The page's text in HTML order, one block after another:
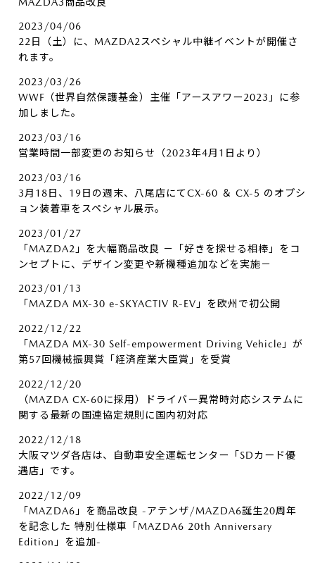
2023/04/06
22日（土）に、MAZDA2スペシャル中継イベントが開催さ
れます。
2023/03/26
WWF（世界自然保護基金）主催「アースアワー2023」に参
加しました。
2023/03/16
営業時間一部変更のお知らせ（2023年4月1日より）
2023/03/16
3月18日、19日の週末、八尾店にてCX-60 ＆ CX-5 のオプシ
ョン装着車をスペシャル展示。
2023/01/27
「MAZDA2」を大幅商品改良 －「好きを探せる相棒」をコ
ンセプトに、デザイン変更や新機種追加などを実施－
2023/01/13
「MAZDA MX-30 e-SKYACTIV R-EV」を欧州で初公開
2022/12/22
「MAZDA MX-30 Self-empowerment Driving Vehicle」が
第57回機械振興賞「経済産業大臣賞」を受賞
2022/12/20
（MAZDA CX-60に採用）ドライバー異常時対応システムに
関する最新の国連協定規則に国内初対応
2022/12/18
大阪マツダ各店は、自動車安全運転センター「SDカード優
遇店」です。
2022/12/09
「MAZDA6」を商品改良 -アテンザ/MAZDA6誕生20周年
を記念した 特別仕様車「MAZDA6 20th Anniversary
Edition」を追加-